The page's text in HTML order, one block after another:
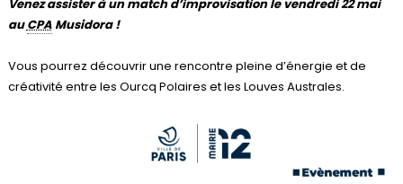
Venez assister à un match d’improvisation le vendredi 22 mai
auCPAMusidora !
Vous pourrez découvrir une rencontre pleine d’énergie et de
créativité entre les Ourcq Polaires et les Louves Australes.